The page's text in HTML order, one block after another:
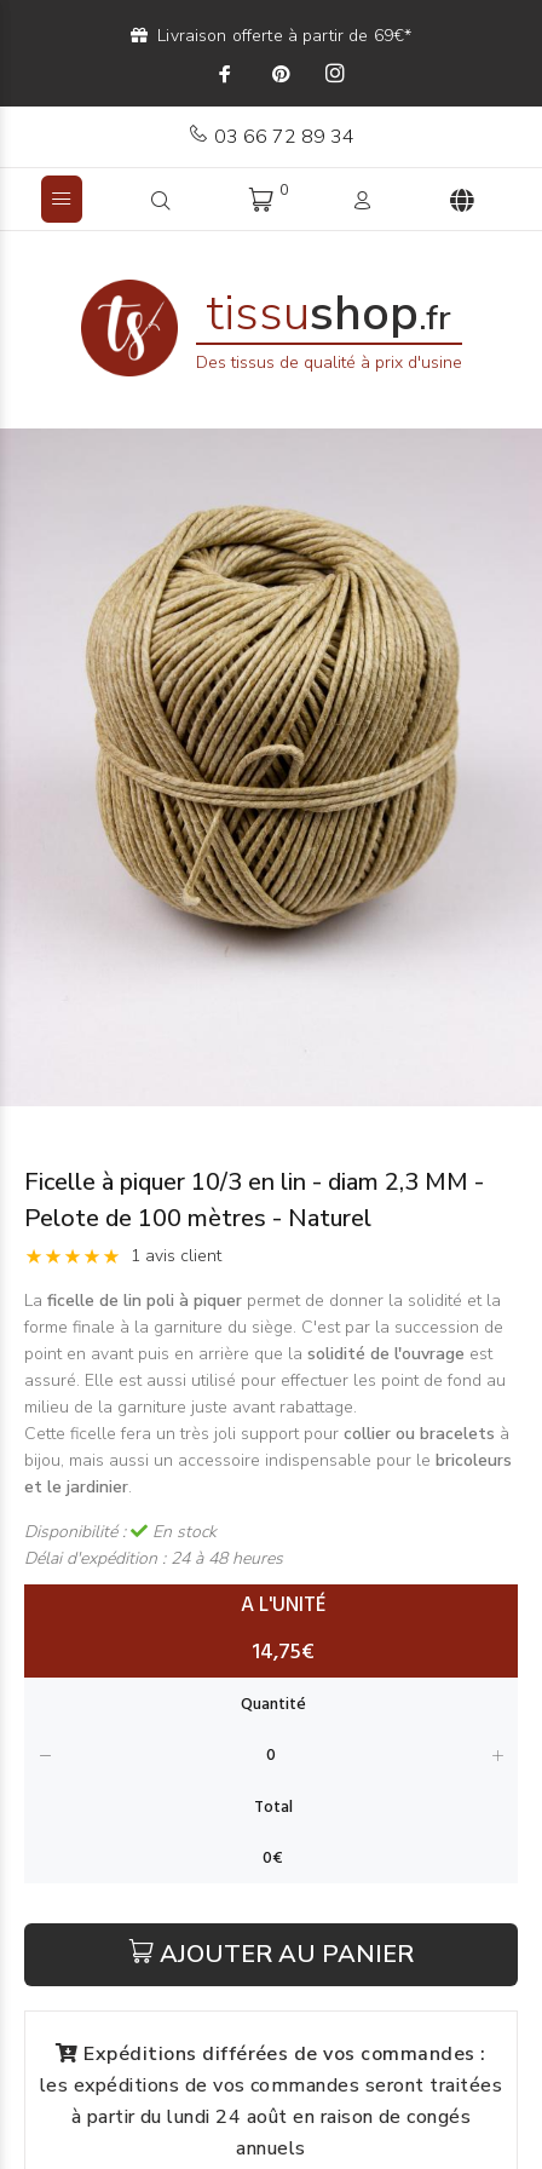
Livraison offerte à partir de 69€*
03 66 72 89 34
0
tissushop.fr
Des tissus de qualité à prix d'usine
Ficelle à piquer 10/3 en lin - diam 2,3 MM -
Pelote de 100 mètres - Naturel
1 avis client
La ficelle de lin poli à piquer permet de donner la solidité et la
forme finale à la garniture du siège. C'est par la succession de
point en avant puis en arrière que la solidité de l'ouvrage est
assuré. Elle est aussi utilisé pour effectuer les point de fond au
milieu de la garniture juste avant rabattage.
Cette ficelle fera un très joli support pour collier ou bracelets à
bijou, mais aussi un accessoire indispensable pour le bricoleurs
et le jardinier.
Disponibilité :
En stock
Délai d'expédition : 24 à 48 heures
A L'UNITÉ
14,75€
AJOUTER AU PANIER
Expéditions différées de vos commandes :
les expéditions de vos commandes seront traitées
à partir du lundi 24 août en raison de congés
annuels